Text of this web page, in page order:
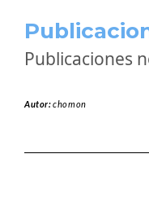
Publicaciones
Autor:chomon